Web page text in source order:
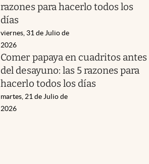
razones para hacerlo todos los
días
viernes, 31 de Julio de
2026
Comer papaya en cuadritos antes
del desayuno: las 5 razones para
hacerlo todos los días
martes, 21 de Julio de
2026